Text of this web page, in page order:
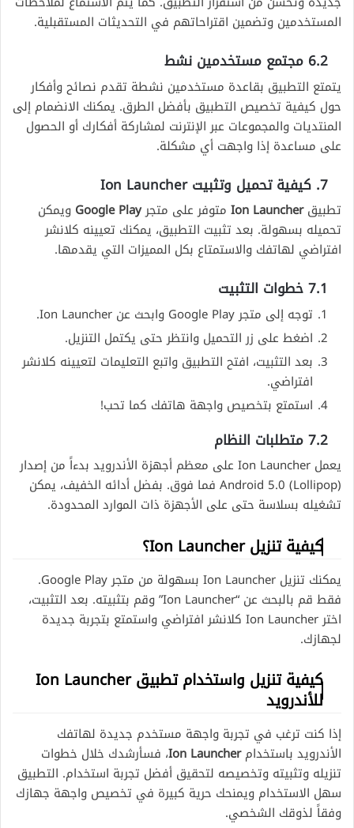
المستخدمين وتضمين اقتراحاتهم في التحديثات المستقبلية.
6.2 مجتمع مستخدمين نشط
يتمتع التطبيق بقاعدة مستخدمين نشطة تقدم نصائح وأفكار
حول كيفية تخصيص التطبيق بأفضل الطرق. يمكنك الانضمام إلى
المنتديات والمجموعات عبر الإنترنت لمشاركة أفكارك أو الحصول
على مساعدة إذا واجهت أي مشكلة.
7. كيفية تحميل وتثبيت Ion Launcher
تطبيقIon Launcher متوفر على متجرGoogle Play ويمكن
تحميله بسهولة. بعد تثبيت التطبيق، يمكنك تعيينه كلانشر
افتراضي لهاتفك والاستمتاع بكل المميزات التي يقدمها.
7.1 خطوات التثبيت
توجه إلى متجر Google Play وابحث عن Ion Launcher.
اضغط على زر التحميل وانتظر حتى يكتمل التنزيل.
بعد التثبيت، افتح التطبيق واتبع التعليمات لتعيينه كلانشر
افتراضي.
استمتع بتخصيص واجهة هاتفك كما تحب!
7.2 متطلبات النظام
يعمل Ion Launcher على معظم أجهزة الأندرويد بدءاً من إصدار
Android 5.0 (Lollipop) فما فوق. بفضل أدائه الخفيف، يمكن
تشغيله بسلاسة حتى على الأجهزة ذات الموارد المحدودة.
كيفية تنزيل Ion Launcher؟
يمكنك تنزيل Ion Launcher بسهولة من متجر Google Play.
فقط قم بالبحث عن “Ion Launcher” وقم بتثبيته. بعد التثبيت،
اختر Ion Launcher كلانشر افتراضي واستمتع بتجربة جديدة
لجهازك.
كيفية تنزيل واستخدام تطبيق Ion Launcher
للأندرويد
إذا كنت ترغب في تجربة واجهة مستخدم جديدة لهاتفك
الأندرويد باستخدامIon Launcher، فسأرشدك خلال خطوات
تنزيله وتثبيته وتخصيصه لتحقيق أفضل تجربة استخدام. التطبيق
سهل الاستخدام ويمنحك حرية كبيرة في تخصيص واجهة جهازك
وفقاً لذوقك الشخصي.